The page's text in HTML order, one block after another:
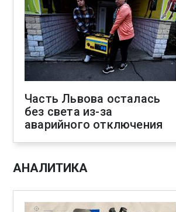
Часть Львова осталась
без света из-за
аварийного отключения
АНАЛИТИКА